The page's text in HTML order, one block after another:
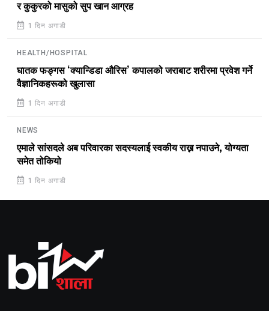
र कुकुरको मासुको सुप खान आग्रह
1 दिन अगाडी
HEALTH/HOSPITAL
घातक फङ्गस ‘क्यान्डिडा औरिस’ कपालको जराबाट शरीरमा प्रवेश गर्ने
वैज्ञानिकहरूको खुलासा
1 दिन अगाडी
NEWS
एमाले सांसदले अब परिवारका सदस्यलाई स्वकीय राख्न नपाउने, योग्यता
समेत तोकियो
1 दिन अगाडी